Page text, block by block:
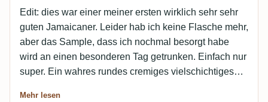
Edit: dies war einer meiner ersten wirklich sehr sehr
guten Jamaicaner. Leider hab ich keine Flasche mehr,
aber das Sample, dass ich nochmal besorgt habe
wird an einen besonderen Tag getrunken. Einfach nur
super. Ein wahres rundes cremiges vielschichtiges
Mehr lesen